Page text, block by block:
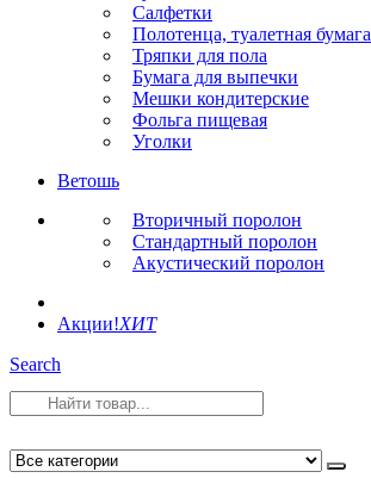
Салфетки
Полотенца, туалетная бумага
Тряпки для пола
Бумага для выпечки
Мешки кондитерские
Фольга пищевая
Уголки
Ветошь
Вторичный поролон
Стандартный поролон
Акустический поролон
Акции!ХИТ
Search